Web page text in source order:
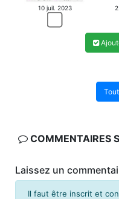
10 juil. 2023
COMMENTAIRES
Laissez un
Il faut être inscrit et